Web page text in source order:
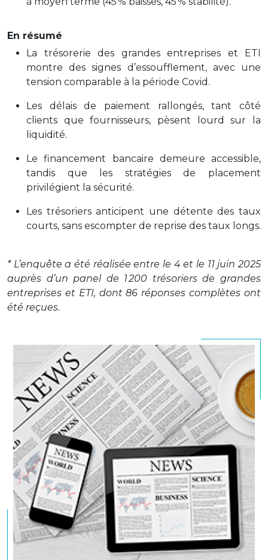
En résumé
La trésorerie des grandes entreprises et ETI
montre des signes d’essoufflement, avec une
tension comparable à la période Covid.
Les délais de paiement rallongés, tant côté
clients que fournisseurs, pèsent lourd sur la
liquidité.
Le financement bancaire demeure accessible,
tandis que les stratégies de placement
privilégient la sécurité.
Les trésoriers anticipent une détente des taux
courts, sans escompter de reprise des taux longs.
* L’enquête a été réalisée entre le 4 et le 11 juin 2025
auprès d’un panel de 1 200 trésoriers de grandes
entreprises et ETI, dont 86 réponses complètes ont
été reçues.